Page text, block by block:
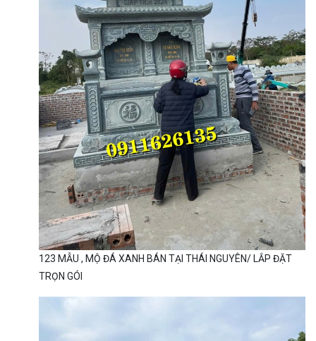
123 MẪU , MỘ ĐÁ XANH BÁN TẠI THÁI NGUYÊN/ LẮP ĐẶT
TRỌN GÓI